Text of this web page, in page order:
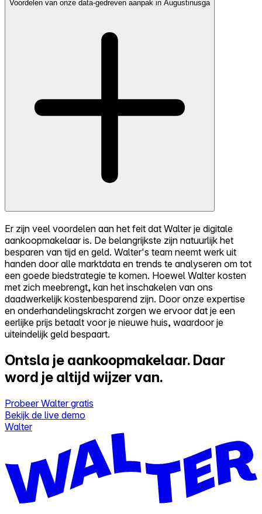
Voordelen van onze data-gedreven aanpak in Augustinusga
Er zijn veel voordelen aan het feit dat Walter je digitale
aankoopmakelaar is. De belangrijkste zijn natuurlijk het
besparen van tijd en geld. Walter's team neemt werk uit
handen door alle marktdata en trends te analyseren om tot
een goede biedstrategie te komen. Hoewel Walter kosten
met zich meebrengt, kan het inschakelen van ons
daadwerkelijk kostenbesparend zijn. Door onze expertise
en onderhandelingskracht zorgen we ervoor dat je een
eerlijke prijs betaalt voor je nieuwe huis, waardoor je
uiteindelijk geld bespaart.
Ontsla je aankoopmakelaar. Daar
word je altijd wijzer van.
Probeer Walter gratis
Bekijk de live demo
Walter